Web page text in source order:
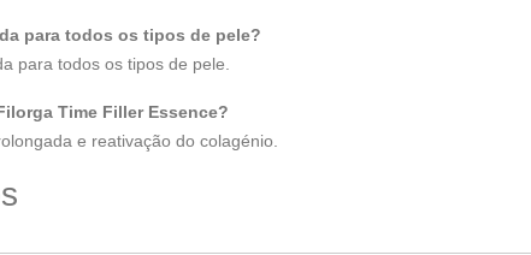
para todos os tipos de pele?
para todos os tipos de pele.
Time Filler Essence?
e reativação do colagénio.